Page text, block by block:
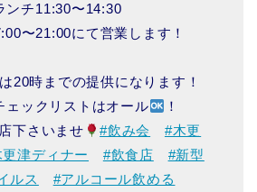
ンチ11:30〜14:30
〜21:00にて営業します！
20時までの提供になります！
ェックリストはオール
！
下さいませ
#飲み会
#木更
更津ディナー #飲食店
#新型
ルス
#アルコール飲める